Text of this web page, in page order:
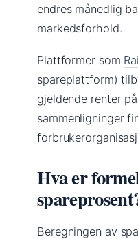
endres månedlig
markedsforhold.
Plattformer som
spareplattform)
gjeldende renter
sammenligninger
Hva er
Beregningen av